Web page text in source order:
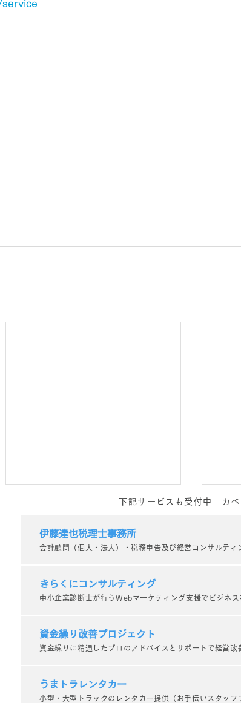
コンテンツ作成お悩み相談室
のご案内【オンライン無料相
談実施中！】_kabetee（カ
走型のWEBマーケティング支援
を行っている kabetee（カベテ
事業者様のマーケティング活動を
サポートさせていただいておりま
い
下記サービスも受付中 カベ
伊藤達也税理士事務所
会計顧問（個人・法人）・税務申告及び経営コンサルティ
きらくにコンサルティング
中小企業診断士が行うWebマーケティング支援でビジネス
資金繰り改善プロジェクト
資金繰りに精通したプロのアドバイスとサポートで経営改
うまトラレンタカー
小型・大型トラックのレンタカー提供（お手伝いスタッフ